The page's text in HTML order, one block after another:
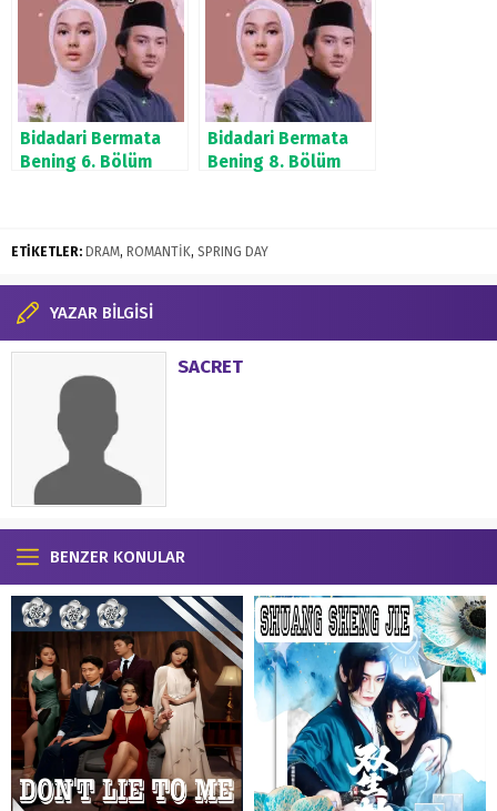
Bidadari Bermata
Bening 6. Bölüm
Bidadari Bermata
Bening 8. Bölüm
ETİKETLER: DRAM, ROMANTİK, SPRING DAY
YAZAR BİLGİSİ
SACRET
BENZER KONULAR